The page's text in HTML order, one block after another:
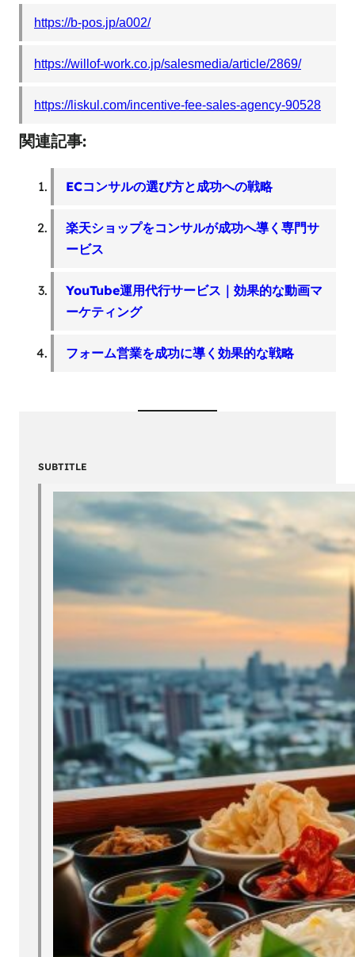
https://b-pos.jp/a002/
https://willof-work.co.jp/salesmedia/article/2869/
https://liskul.com/incentive-fee-sales-agency-90528
関連記事:
ECコンサルの選び方と成功への戦略
楽天ショップをコンサルが成功へ導く専門サ
ービス
YouTube運用代行サービス｜効果的な動画マ
ーケティング
フォーム営業を成功に導く効果的な戦略
SUBTITLE